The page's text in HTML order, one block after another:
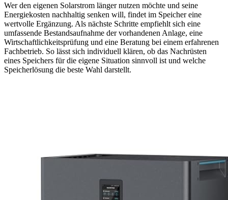
Wer den eigenen Solarstrom länger nutzen möchte und seine
Energiekosten nachhaltig senken will, findet im Speicher eine
wertvolle Ergänzung. Als nächste Schritte empfiehlt sich eine
umfassende Bestandsaufnahme der vorhandenen Anlage, eine
Wirtschaftlichkeitsprüfung und eine Beratung bei einem erfahrenen
Fachbetrieb. So lässt sich individuell klären, ob das Nachrüsten
eines Speichers für die eigene Situation sinnvoll ist und welche
Speicherlösung die beste Wahl darstellt.